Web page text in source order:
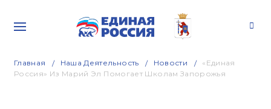
Главная Наша Деятельность Новости
«Единая
Россия» Из Марий Эл Помогает Школам Запорожья